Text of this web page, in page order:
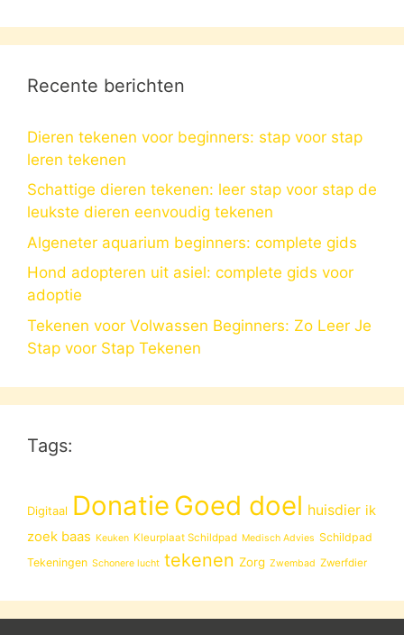
Recente berichten
Dieren tekenen voor beginners: stap voor stap
leren tekenen
Schattige dieren tekenen: leer stap voor stap de
leukste dieren eenvoudig tekenen
Algeneter aquarium beginners: complete gids
Hond adopteren uit asiel: complete gids voor
adoptie
Tekenen voor Volwassen Beginners: Zo Leer Je
Stap voor Stap Tekenen
Tags:
Digitaal Donatie Goed doel huisdier ik
zoek baas Keuken Kleurplaat Schildpad Medisch Advies Schildpad
Tekeningen Schonere lucht tekenen Zorg Zwembad Zwerfdier